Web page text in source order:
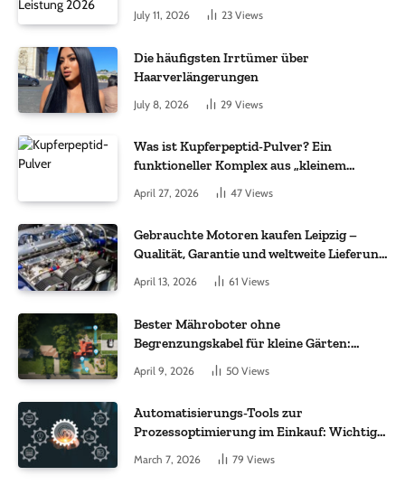
July 11, 2026 23 Views
Die häufigsten Irrtümer über
Haarverlängerungen
July 8, 2026 29 Views
Was ist Kupferpeptid-Pulver? Ein
funktioneller Komplex aus „kleinem
Molekül + Metall“
April 27, 2026 47 Views
Gebrauchte Motoren kaufen Leipzig –
Qualität, Garantie und weltweite Lieferung
April 13, 2026 61 Views
Bester Mähroboter ohne
Begrenzungskabel für kleine Gärten:
Worauf es bei 200 bis 500 m² wirklich
ankommt
April 9, 2026 50 Views
Automatisierungs-Tools zur
Prozessoptimierung im Einkauf: Wichtige
Funktionen, auf die Sie achten sollten
March 7, 2026 79 Views